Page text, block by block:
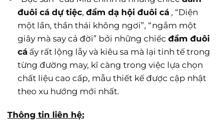
đuôi cá dự tiệc, đầm dạ hội đuôi cá, “Diện
một lần, thần thái không ngơi”, “ngắm một
giây mà say cả đời” bởi những chiếc đầm đuôi
cáấy rất lộng lẫy và kiêu sa mà lại tinh tế trong
từng đường may, kĩ càng trong việc lựa chọn
chất liệu cao cấp, mẫu thiết kế được cập nhật
theo xu hướng mới nhất.
Thông tin liên hệ: